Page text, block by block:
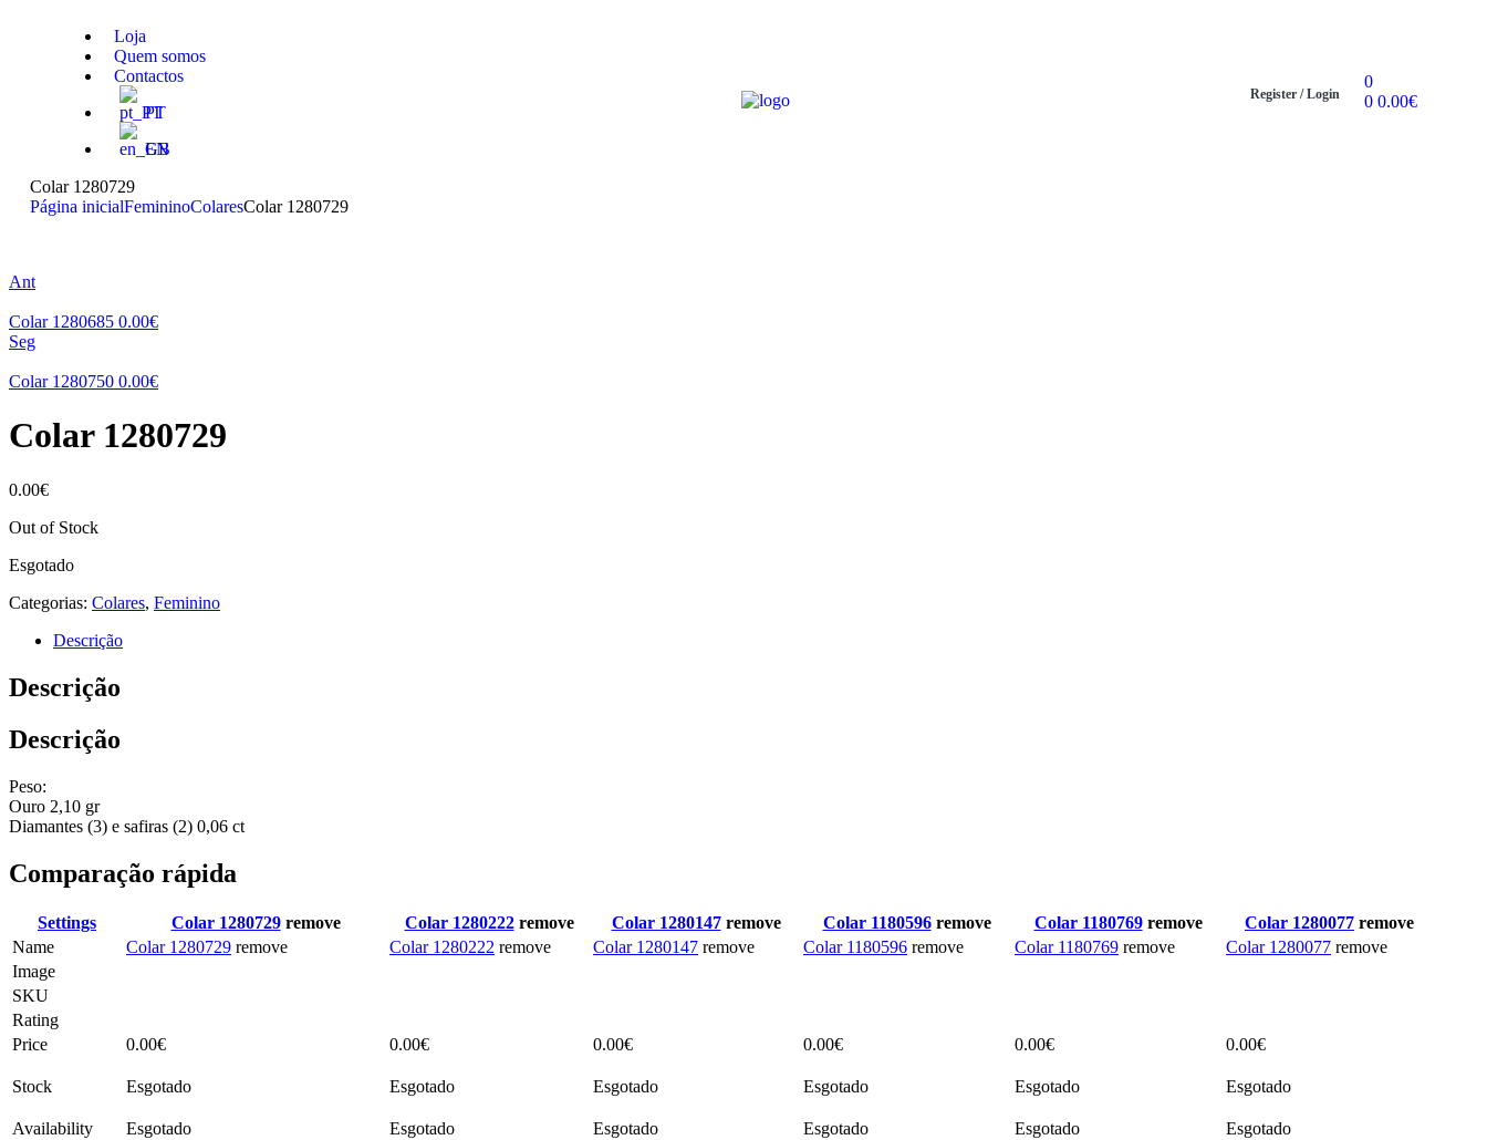
Loja
Quem somos
Contactos
PT
EN
Register / Login
0
0 0.00€
Colar 1280729
Página inicialFemininoColaresColar 1280729
Ant
Colar 1280685 0.00€
Seg
Colar 1280750 0.00€
Colar 1280729
0.00€
Out of Stock
Esgotado
Categorias: Colares, Feminino
Descrição
Descrição
Descrição
Peso:
Ouro 2,10 gr
Diamantes (3) e safiras (2) 0,06 ct
Comparação rápida
Settings Colar 1280729 remove Colar 1280222 remove Colar 1280147 remove Colar 1180596 remove Colar 1180769 remove Colar 1280077 remove
Name
Colar 1280729 remove Colar 1280222 remove Colar 1280147 remove Colar 1180596 remove Colar 1180769 remove Colar 1280077 remove
Image
SKU
Rating
Price
0.00€ 0.00€ 0.00€ 0.00€ 0.00€ 0.00€
Stock Esgotado Esgotado Esgotado Esgotado Esgotado Esgotado
Availability Esgotado Esgotado Esgotado Esgotado Esgotado Esgotado